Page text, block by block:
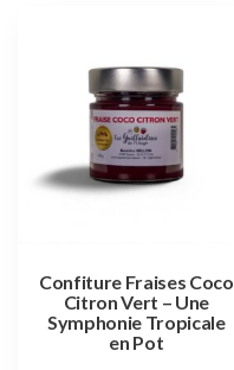
Confiture Fraises Coco
Citron Vert – Une
Symphonie Tropicale
en Pot